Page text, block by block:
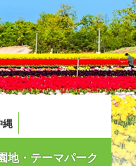
縄
地・テーマパーク